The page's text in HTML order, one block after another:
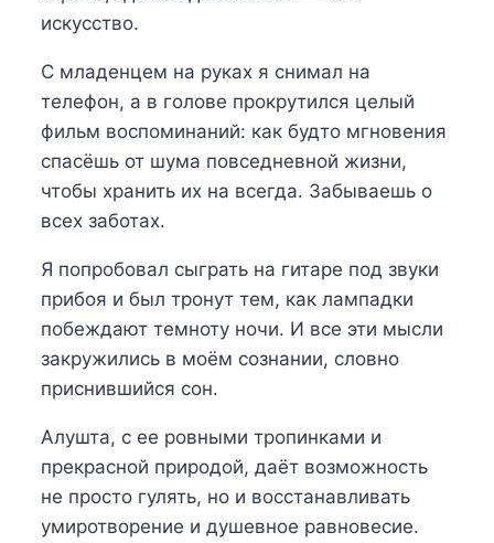
искусство.
С младенцем на руках я снимал на
телефон, а в голове прокрутился целый
фильм воспоминаний: как будто мгновения
спасёшь от шума повседневной жизни,
чтобы хранить их на всегда. Забываешь о
всех заботах.
Я попробовал сыграть на гитаре под звуки
прибоя и был тронут тем, как лампадки
побеждают темноту ночи. И все эти мысли
закружились в моём сознании, словно
приснившийся сон.
Алушта, с ее ровными тропинками и
прекрасной природой, даёт возможность
не просто гулять, но и восстанавливать
умиротворение и душевное равновесие.